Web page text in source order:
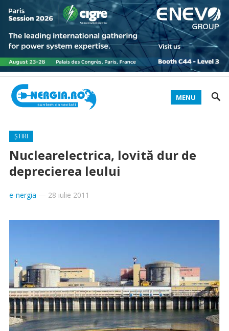
MENU
ȘTIRI
Nuclearelectrica, lovită dur de
deprecierea leului
e-nergia — 28 iulie 2011